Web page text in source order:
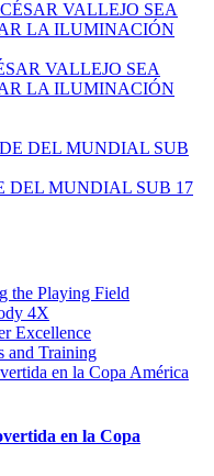
VALLEJO SEA
LA ILUMINACIÓN
DEL MUNDIAL SUB 17
the Playing Field
4X
Excellence
and Training
en la Copa